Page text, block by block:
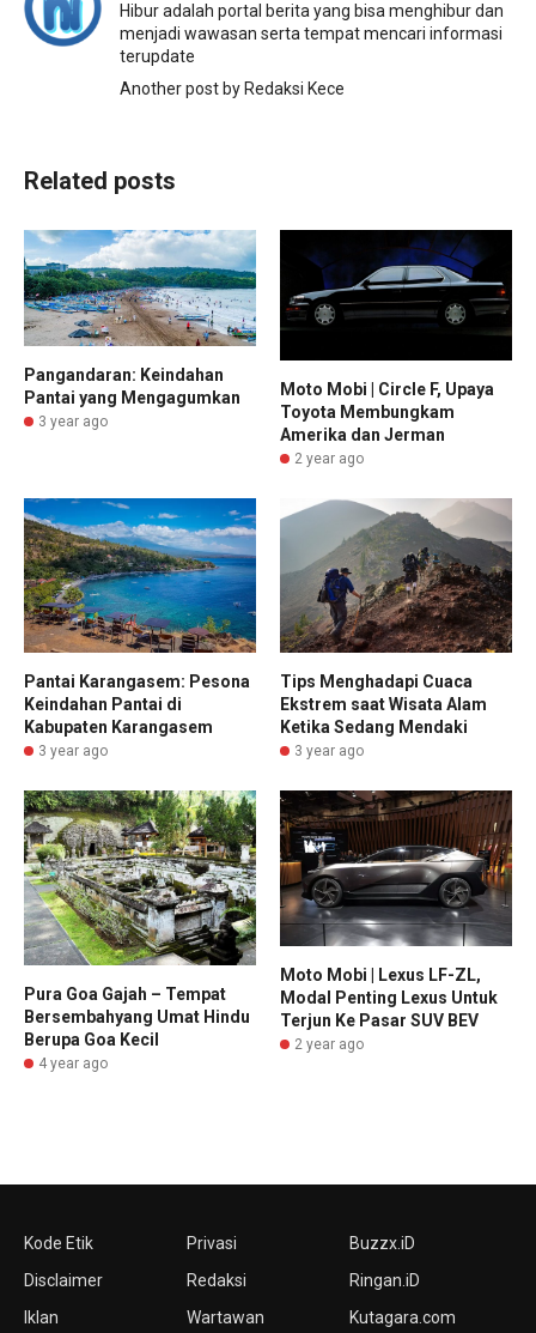
Hibur adalah portal berita yang bisa menghibur dan
menjadi wawasan serta tempat mencari informasi
terupdate
Another post by Redaksi Kece
Related posts
Pangandaran: Keindahan
Pantai yang Mengagumkan
3 year ago
Moto Mobi | Circle F, Upaya
Toyota Membungkam
Amerika dan Jerman
2 year ago
Pantai Karangasem: Pesona
Keindahan Pantai di
Kabupaten Karangasem
3 year ago
Tips Menghadapi Cuaca
Ekstrem saat Wisata Alam
Ketika Sedang Mendaki
3 year ago
Pura Goa Gajah – Tempat
Bersembahyang Umat Hindu
Berupa Goa Kecil
4 year ago
Moto Mobi | Lexus LF-ZL,
Modal Penting Lexus Untuk
Terjun Ke Pasar SUV BEV
2 year ago
Kode Etik
Disclaimer
Iklan
Privasi
Redaksi
Wartawan
Buzzx.iD
Ringan.iD
Kutagara.com